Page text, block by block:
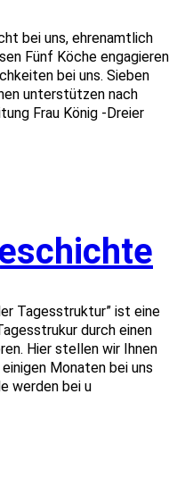
bei uns, ehrenamtlich
Fünf Köche engagieren
bei uns. Sieben
unterstützen nach
Frau König -Dreier
Tagesstruktur” ist eine
durch einen
Hier stellen wir Ihnen
Monaten bei uns
werden bei u